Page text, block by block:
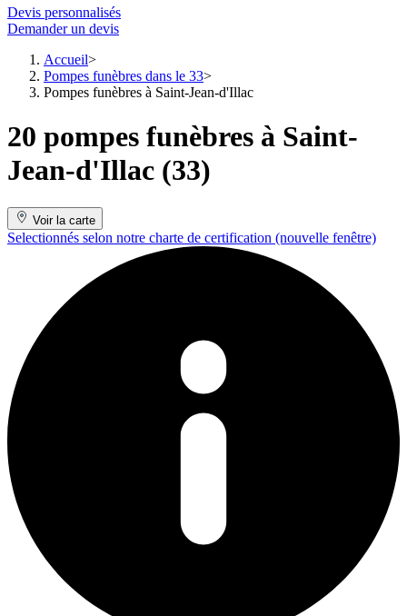
Devis personnalisés
Demander un devis
Accueil
Pompes funèbres dans le 33
Pompes funèbres à Saint-Jean-d'Illac
20 pompes funèbres à Saint-
Jean-d'Illac (33)
Voir la carte
Selectionnés selon notre charte de certification (nouvelle fenêtre)